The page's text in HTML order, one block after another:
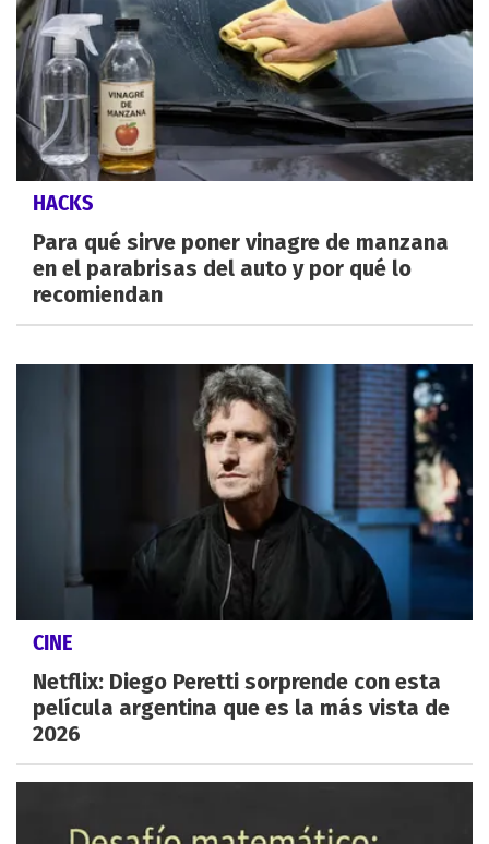
HACKS
Para qué sirve poner vinagre de manzana
en el parabrisas del auto y por qué lo
recomiendan
CINE
Netflix: Diego Peretti sorprende con esta
película argentina que es la más vista de
2026